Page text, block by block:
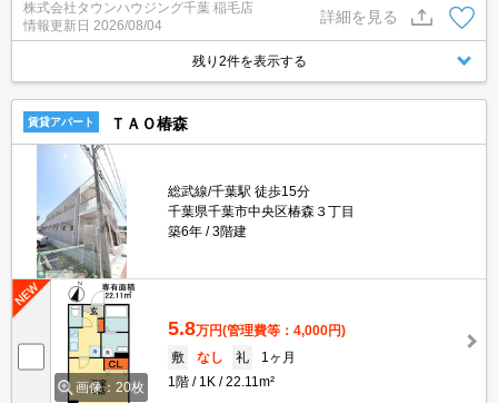
株式会社タウンハウジング千葉 稲毛店
情報更新日 2026/08/04
詳細を見る
残り2件を表示する
賃貸アパート ＴＡＯ椿森
総武線/千葉駅 徒歩15分
千葉県千葉市中央区椿森３丁目
築6年
3階建
画像：20枚
5.8万円(管理費等：4,000円)
敷
なし 礼
1ヶ月
1階
1K 22.11m²